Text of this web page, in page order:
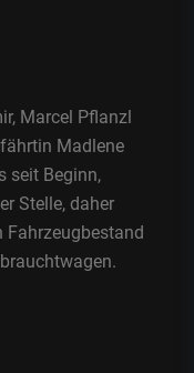
Marcel Pflanzl
Madlene
seit Beginn,
Stelle, daher
Fahrzeugbestand